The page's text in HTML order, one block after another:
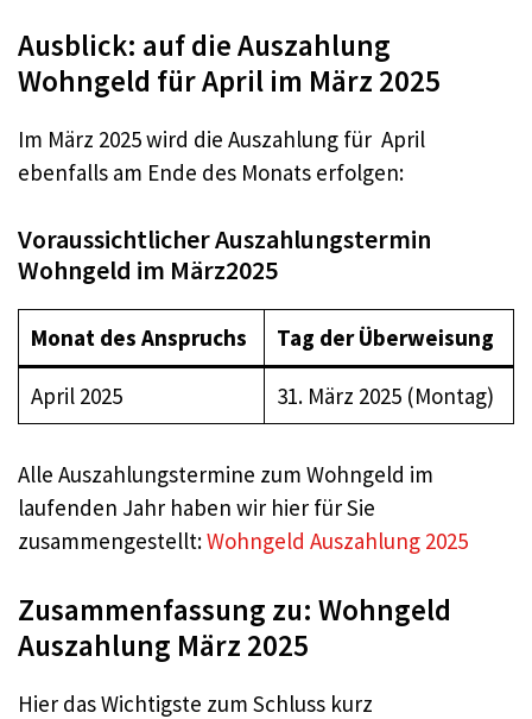
Ausblick: auf die Auszahlung
Wohngeld für April im März 2025
Im März 2025 wird die Auszahlung für April
ebenfalls am Ende des Monats erfolgen:
Voraussichtlicher Auszahlungstermin
Wohngeld im März2025
Monat des Anspruchs Tag der Überweisung
April 2025 31. März 2025 (Montag)
Alle Auszahlungstermine zum Wohngeld im
laufenden Jahr haben wir hier für Sie
zusammengestellt:Wohngeld Auszahlung 2025
Zusammenfassung zu: Wohngeld
Auszahlung März 2025
Hier das Wichtigste zum Schluss kurz